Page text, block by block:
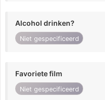
Alcohol drinken?
Niet gespecificeerd
Favoriete film
Niet gespecificeerd